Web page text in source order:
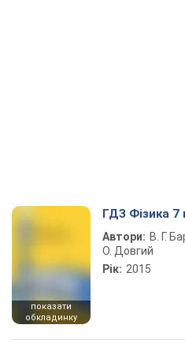
показати
обкладинку
ГДЗ Фізика 7
Автори: В. Г.
О. Довгий
Рік: 2015